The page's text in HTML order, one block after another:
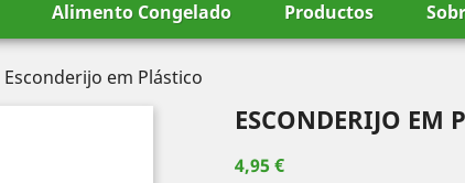
Alimento Congelado Productos
Esconderijo em Plástico
ESCONDERIJO EM
4,95 €